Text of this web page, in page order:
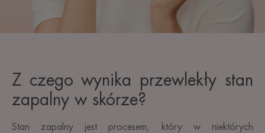
Z czego wynika przewlekły stan
zapalny w skórze?
Stan zapalny jest procesem, który w niektórych